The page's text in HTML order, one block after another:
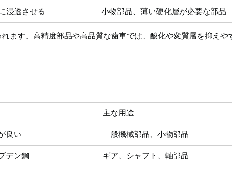
浸透させる 小物部品、薄い硬化層が必要な部品
ます。高精度部品や高品質な歯車では、酸化や変質層を抑えや
主な用途
良い 一般機械部品、小物部品
デン鋼 ギア、シャフト、軸部品